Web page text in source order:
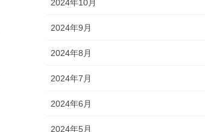
2024年10月
2024年9月
2024年8月
2024年7月
2024年6月
2024年5月